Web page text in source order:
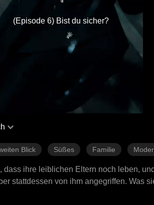
(Episode 6) Bist du sicher?
Blick Süßes Familie
dass ihre leiblichen Eltern noch leben,
stattdessen von ihm angegriffen. Was